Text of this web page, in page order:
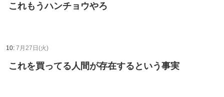
これもうハンチョウやろ
10: 7月27日(火)
これを買ってる人間が存在するという事実